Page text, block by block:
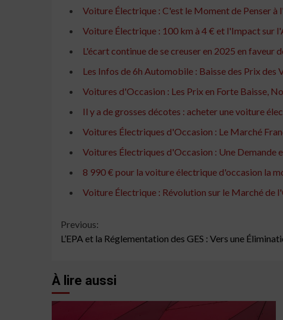
Voiture Électrique : C'est le Moment de Penser à
Voiture Électrique : 100 km à 4 € et l'Impact sur
L'écart continue de se creuser en 2025 en faveur
Les Infos de 6h Automobile : Baisse des Prix
Voitures d'Occasion : Les Prix en Forte Baisse,
Il y a de grosses décotes : acheter une voiture
Voitures Électriques d'Occasion : Le Marché
Voitures Électriques d'Occasion : Une Demande
8 990 € pour la voiture électrique d'occasion la
Voiture Électrique : Révolution sur le Marché de
Continue
Reading
Previous:
L’EPA et la Réglementation des GES : Vers une
À lire aussi